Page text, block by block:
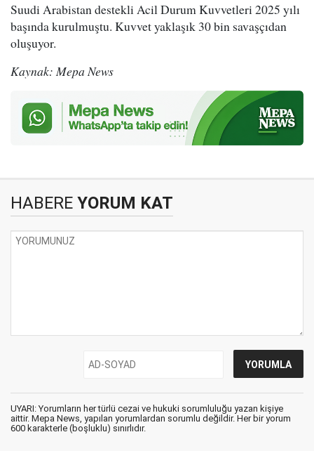
Suudi Arabistan destekli Acil Durum Kuvvetleri 2025 yılı
başında kurulmuştu. Kuvvet yaklaşık 30 bin savaşçıdan
oluşuyor.
Kaynak: Mepa News
HABERE YORUM KAT
UYARI: Yorumların her türlü cezai ve hukuki sorumluluğu yazan kişiye
aittir. Mepa News, yapılan yorumlardan sorumlu değildir. Her bir yorum
600 karakterle (boşluklu) sınırlıdır.